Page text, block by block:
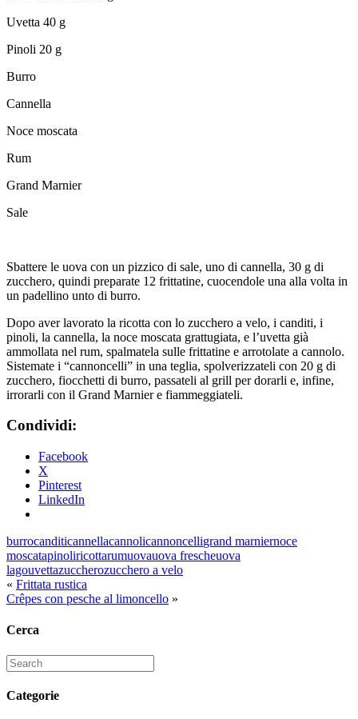
Uvetta 40 g
Pinoli 20 g
Burro
Cannella
Noce moscata
Rum
Grand Marnier
Sale
Sbattere le uova con un pizzico di sale, uno di cannella, 30 g di
zucchero, quindi preparate 12 frittatine, cuocendole una alla volta in
un padellino unto di burro.
Dopo aver lavorato la ricotta con lo zucchero a velo, i canditi, i
pinoli, la cannella, la noce moscata grattugiata, e l’uvetta già
ammollata nel rum, spalmatela sulle frittatine e arrotolate a cannolo.
Sistemate i “cannoncelli” in una teglia, spolverizzateli con 20 g di
zucchero, fiocchetti di burro, passateli al grill per dorarli e, infine,
irrorarli con il Grand Marnier e fiammeggiateli.
Condividi:
Facebook
X
Pinterest
LinkedIn
burrocanditicannellacannolicannoncelligrand marniernoce
moscatapinoliricottarumuovauova frescheuova
lagouvettazuccherozucchero a velo
« Frittata rustica
Crêpes con pesche al limoncello »
Cerca
Search
for:
Categorie